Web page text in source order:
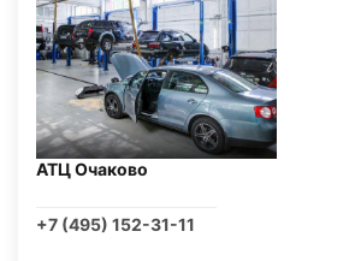
АТЦ Очаково
+7 (495) 152-31-11